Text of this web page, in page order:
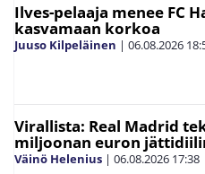
Ilves-pelaaja menee FC
kasvamaan korkoa
Juuso Kilpeläinen | 06.08.2026
Virallista: Real Madrid
miljoonan euron
Väinö Helenius | 06.08.2026 17:38